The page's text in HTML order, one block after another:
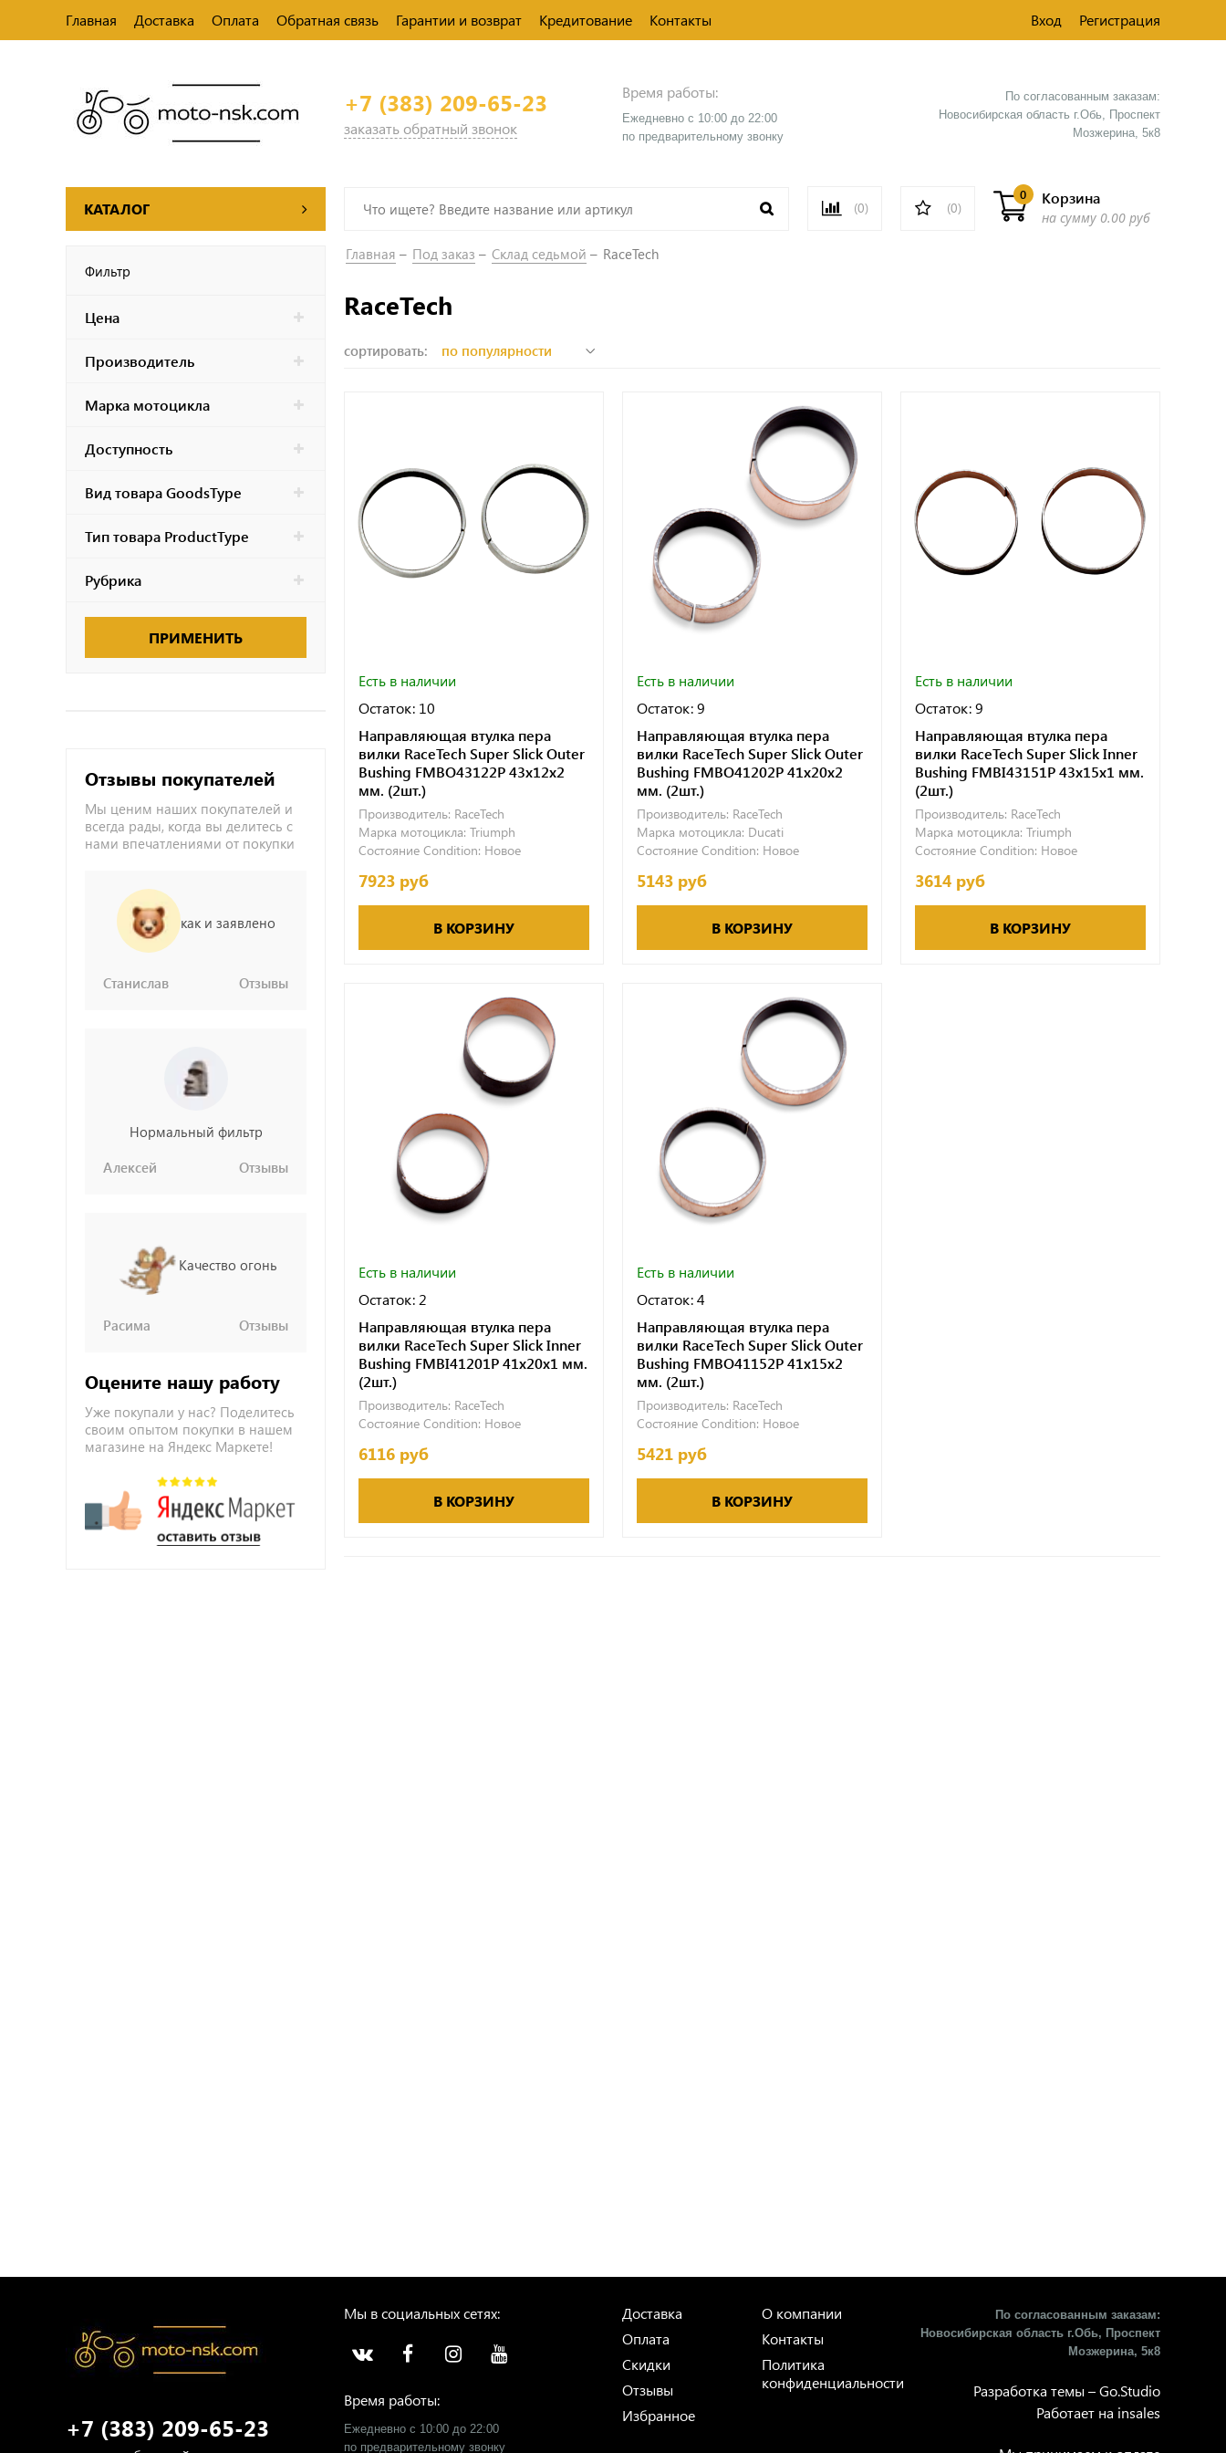
Главная Доставка Оплата Обратная связь Гарантии и возврат Кредитование Контакты Вход Регистрация
+7 (383) 209-65-23
заказать обратный звонок
Время работы:
Ежедневно с 10:00 до 22:00
​по предварительному звонку
По согласованным заказам:
Новосибирская область г.Обь, Проспект
Мозжерина, 5к8​
КАТАЛОГ (0) (0)
Корзина
0
на сумму 0.00 руб
Фильтр
Цена
Производитель
Марка мотоцикла
Доступность
Вид товара GoodsType
Тип товара ProductType
Рубрика
ПРИМЕНИТЬ
Отзывы покупателей
Мы ценим наших покупателей и
всегда рады, когда вы делитесь с
нами впечатлениями от покупки
как и заявлено
Станислав Отзывы
Нормальный фильтр
Алексей
Отзывы
Качество огонь
Расима Отзывы
Оцените нашу работу
Уже покупали у нас? Поделитесь
своим опытом покупки в нашем
магазине на Яндекс Маркете!
Главная Под заказ Склад седьмой RaceTech
RaceTech
сортировать:
Есть в наличии
Остаток: 10
Направляющая втулка пера
вилки RaceTech Super Slick Outer
Bushing FMBO43122P 43x12x2
мм. (2шт.)
Производитель: RaceTech
Марка мотоцикла: Triumph
Состояние Condition: Новое
7923 руб
В КОРЗИНУ
Есть в наличии
Остаток: 9
Направляющая втулка пера
вилки RaceTech Super Slick Outer
Bushing FMBO41202P 41x20x2
мм. (2шт.)
Производитель: RaceTech
Марка мотоцикла: Ducati
Состояние Condition: Новое
5143 руб
В КОРЗИНУ
Есть в наличии
Остаток: 9
Направляющая втулка пера
вилки RaceTech Super Slick Inner
Bushing FMBI43151P 43x15x1 мм.
(2шт.)
Производитель: RaceTech
Марка мотоцикла: Triumph
Состояние Condition: Новое
3614 руб
В КОРЗИНУ
Есть в наличии
Остаток: 2
Направляющая втулка пера
вилки RaceTech Super Slick Inner
Bushing FMBI41201P 41x20x1 мм.
(2шт.)
Производитель: RaceTech
Состояние Condition: Новое
6116 руб
В КОРЗИНУ
Есть в наличии
Остаток: 4
Направляющая втулка пера
вилки RaceTech Super Slick Outer
Bushing FMBO41152P 41x15x2
мм. (2шт.)
Производитель: RaceTech
Состояние Condition: Новое
5421 руб
В КОРЗИНУ
+7 (383) 209-65-23
Мы в социальных сетях:
Время работы:
Ежедневно с 10:00 до 22:00
​по предварительному звонку
Доставка
Оплата
Скидки
Отзывы
Избранное
О компании
Контакты
Политика
конфиденциальности
По согласованным заказам:
Новосибирская область г.Обь, Проспект
Мозжерина, 5к8​
Разработка темы –Go.Studio
Работает на insales